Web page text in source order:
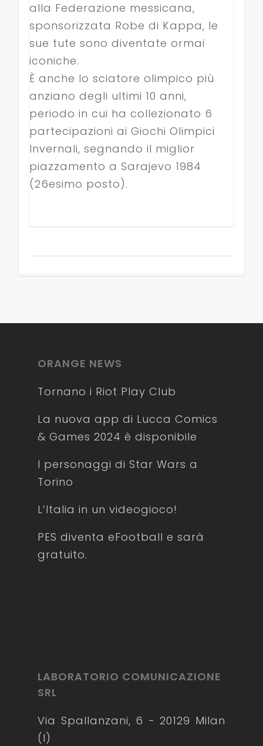
alla Federazione messicana,
sponsorizzata Robe di Kappa, le
sue tute sono diventate ormai
iconiche.
È anche lo sciatore olimpico più
anziano degli ultimi 10 anni,
periodo in cui ha collezionato 6
partecipazioni ai Giochi Olimpici
Invernali, segnando il miglior
piazzamento a Sarajevo 1984
(26esimo posto).
ORANGE NEWS
Tornano i Riot Play Club
La nuova app di Lucca Comics
& Games 2024 è disponibile
I personaggi di Star Wars a
Torino
L’Italia in un videogioco!
PES diventa eFootball e sarà
gratuito.
LABORATORIO COMUNICAZIONE
SRL
Via Spallanzani, 6 - 20129 Milan
(I)